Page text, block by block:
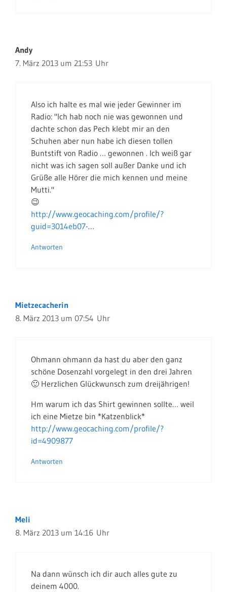
Andy
7. März 2013 um 21:53 Uhr
Also ich halte es mal wie jeder Gewinner im
Radio: "Ich hab noch nie was gewonnen und
dachte schon das Pech klebt mir an den
Schuhen aber nun habe ich diesen tollen
Buntstift von Radio … gewonnen . Ich weiß gar
nicht was ich sagen soll außer Danke und ich
Grüße alle Hörer die mich kennen und meine
Mutti."
😉
http://www.geocaching.com/profile/?
guid=3014eb07-…
Antworten
Mietzecacherin
8. März 2013 um 07:54 Uhr
Ohmann ohmann da hast du aber den ganz
schöne Dosenzahl vorgelegt in den drei Jahren
🙂 Herzlichen Glückwunsch zum dreijährigen!
Hm warum ich das Shirt gewinnen sollte… weil
ich eine Mietze bin *Katzenblick*
http://www.geocaching.com/profile/?
id=4909877
Antworten
Meli
8. März 2013 um 14:16 Uhr
Na dann wünsch ich dir auch alles gute zu
deinem 4000.